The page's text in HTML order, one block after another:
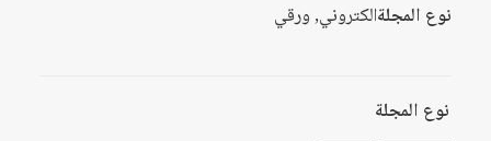
نوع المجلةالكتروني, ورقي
نوع المجلة